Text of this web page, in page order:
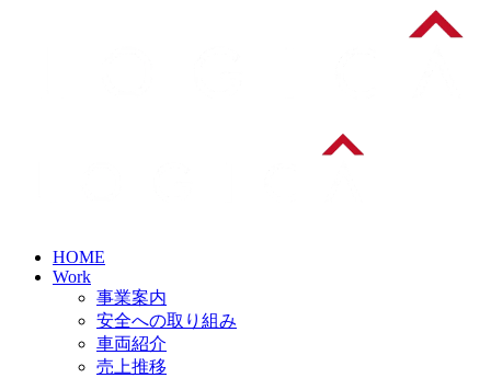
HOME
Work
事業案内
安全への取り組み
車両紹介
売上推移